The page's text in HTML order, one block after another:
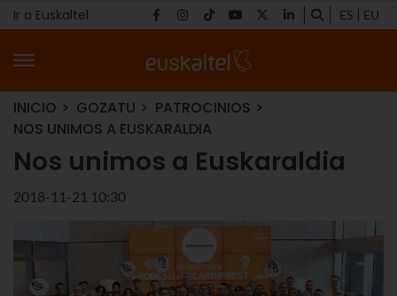
Ir a Euskaltel ES EU
INICIO GOZATU
PATROCINIOS
NOS UNIMOS A EUSKARALDIA
Nos unimos a Euskaraldia
2018-11-21 10:30